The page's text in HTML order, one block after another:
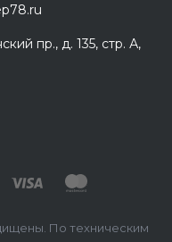
пр., д. 135, стр. А,
По техническим